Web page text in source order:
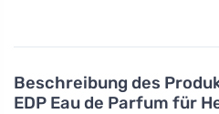
Beschreibung des
EDP Eau de Parfum für